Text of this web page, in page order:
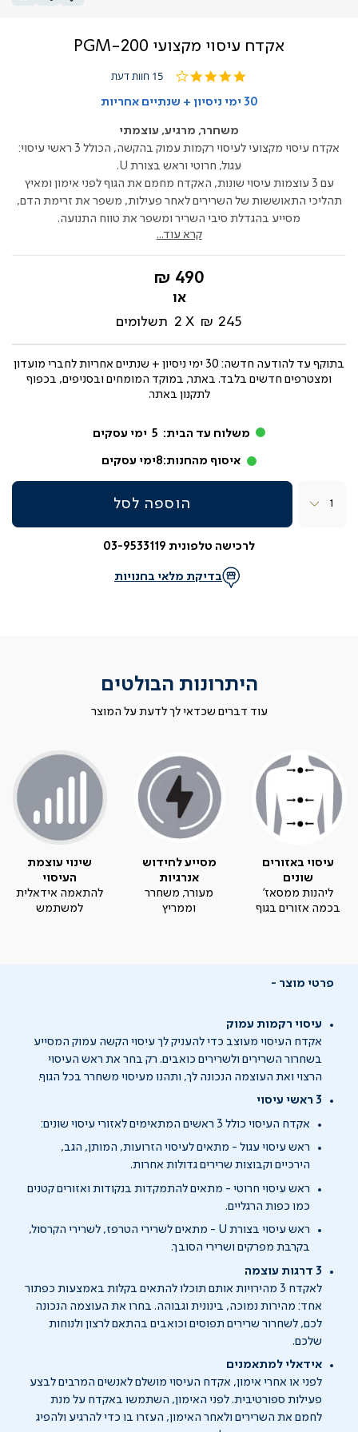
אקדח עיסוי מקצועי PGM-200
3.9
rating
15 חוות דעת
30 ימי ניסיון + שנתיים אחריות
משחרר, מרגיע, עוצמתי
אקדח עיסוי מקצועי לעיסוי רקמות עמוק בהקשה, הכולל 3 ראשי עיסוי:
עגול, חרוטי וראש בצורת U.
עם 3 עוצמות עיסוי שונות, האקדח מחמם את הגוף לפני אימון ומאיץ
תהליכי התאוששות של השרירים לאחר פעילות, משפר את זרימת הדם,
מסייע בהגדלת סיבי השריר ומשפר את טווח התנועה.
קרא עוד...
החל
מ-
490 ₪
245 ₪
2 תשלומים
בתוקף עד
להודעה חדשה: 30 ימי ניסיון + שנתיים אחריות לחברי מועדון
ומצטרפים חדשים בלבד. באתר, במוקד המומחים ובסניפים, בכפוף
לתקנון באתר.
משלוח עד הבית: 5 ימי עסקים
איסוף מהחנות:8ימי עסקים
הוספה לסל
לרכישה טלפונית 03-9533119
בדיקת מלאי בחנויות
היתרונות הבולטים
עוד דברים שכדאי לך לדעת על המוצר
עיסוי באזורים
שונים
ליהנות ממסאז'
בכמה אזורים בגוף
מסייע לחידוש
אנרגיות
מעורר, משחרר
וממריץ
שינוי עוצמת
העיסוי
להתאמה אידאלית
למשתמש
פרטי מוצר
עיסוי רקמות עמוק
אקדח העיסוי מעוצב כדי להעניק לך עיסוי הקשה עמוק המסייע
בשחרור השרירים ולשרירים כואבים. רק בחר את ראש העיסוי
הרצוי ואת העוצמה הנכונה לך, ותהנו מעיסוי משחרר בכל הגוף.
3 ראשי עיסוי
אקדח העיסוי כולל 3 ראשים המתאימים לאזורי עיסוי שונים:
ראש עיסוי עגול - מתאים לעיסוי הזרועות, המותן, הגב,
הירכיים וקבוצות שרירים גדולות אחרות.
ראש עיסוי חרוטי - מתאים להתמקדות בנקודות ואזורים קטנים
כמו כפות הרגליים.
ראש עיסוי בצורת U - מתאים לשרירי הטרפז, לשרירי הקרסול,
בקרבת מפרקים ושרירי הסובך.
3 דרגות עוצמה
לאקדח 3 מהירויות אותם תוכלו להתאים בקלות באמצעות כפתור
אחד: מהירות נמוכה, בינונית וגבוהה. בחרו את העוצמה הנכונה
לכם, לשחרור שרירים תפוסים וכואבים בהתאם לרצון ולנוחות
שלכם.
אידאלי למתאמנים
לפני או אחרי אימון, אקדח העיסוי מושלם לאנשים המרבים לבצע
פעילות ספורטיבית. לפני האימון, השתמשו באקדח על מנת
לחמם את השרירים ולאחר האימון, העזרו בו כדי להרגיע ולהפיג